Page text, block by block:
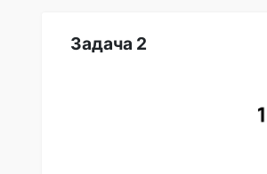
Задача 2